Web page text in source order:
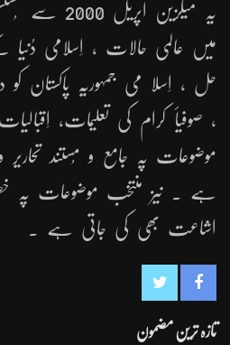
یہ میگزین
میں عالمی حالات ، اِسلامی
حل ، اِسلا می جمہوریّہ پاکستان کو
، صوفیأ کرام کی تعلیمات،
موضوعات پہ جامع و مُستند تحاریر
ہے ۔ نیز منتخب موضوعات پہ
اشاعت بھی کی جاتی ہے ۔
تازہ ترین مضمون